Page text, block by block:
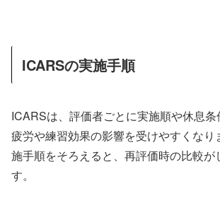
ICARSの実施手順
ICARSは、評価者ごとに実施順や休息条
疲労や練習効果の影響を受けやすくなり
施手順をそろえると、再評価時の比較が
す。